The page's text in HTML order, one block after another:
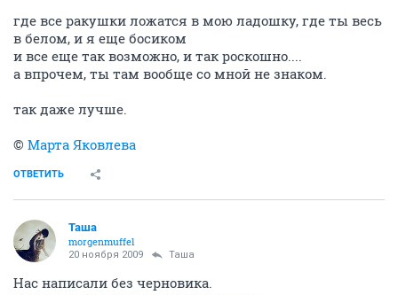
где все ракушки ложатся в мою ладошку, где ты весь
в белом, и я еще босиком
и все еще так возможно, и так роскошно....
а впрочем, ты там вообще со мной не знаком.
так даже лучше.
© Марта Яковлева
ОТВЕТИТЬ
Таша
morgenmuffel
20 ноября 2009 Таша
Нас написали без черновика.